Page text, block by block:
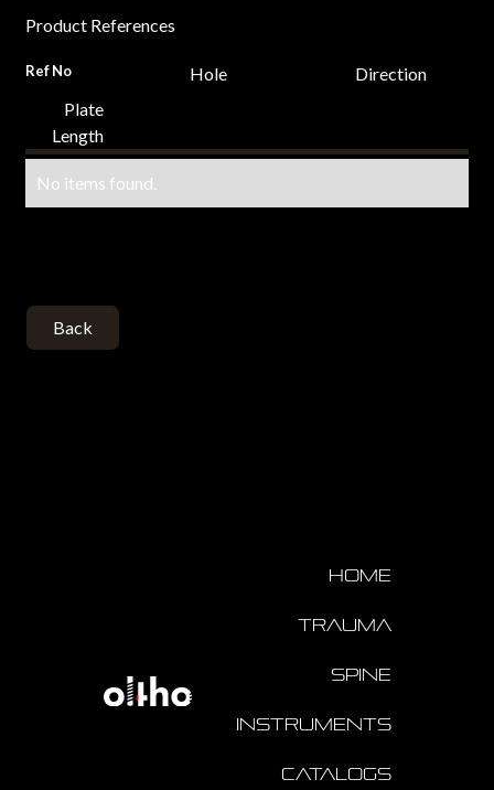
Product References
Ref No Hole
Direction
Plate
Length
No items found.
Back
Home
Trauma
Spine
Instruments
Catalogs